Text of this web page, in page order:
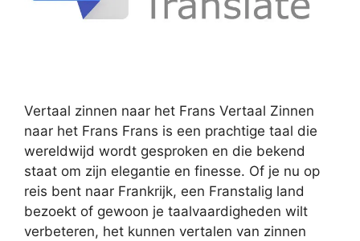
Vertaal zinnen naar het Frans Vertaal Zinnen
naar het Frans Frans is een prachtige taal die
wereldwijd wordt gesproken en die bekend
staat om zijn elegantie en finesse. Of je nu op
reis bent naar Frankrijk, een Franstalig land
bezoekt of gewoon je taalvaardigheden wilt
verbeteren, het kunnen vertalen van zinnen